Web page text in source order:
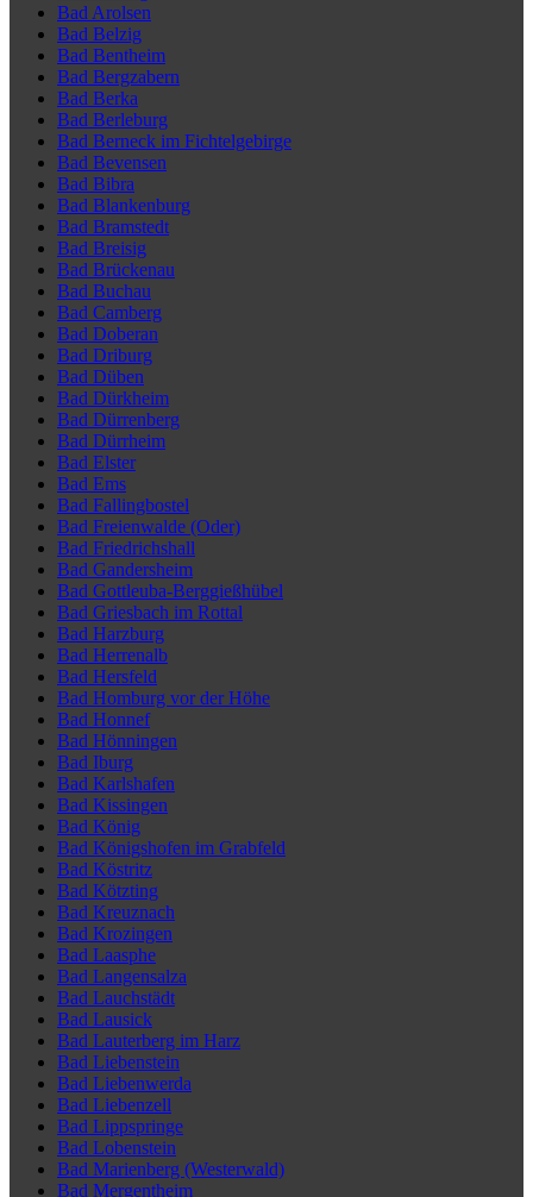
Bad Arolsen
Bad Belzig
Bad Bentheim
Bad Bergzabern
Bad Berka
Bad Berleburg
Bad Berneck im Fichtelgebirge
Bad Bevensen
Bad Bibra
Bad Blankenburg
Bad Bramstedt
Bad Breisig
Bad Brückenau
Bad Buchau
Bad Camberg
Bad Doberan
Bad Driburg
Bad Düben
Bad Dürkheim
Bad Dürrenberg
Bad Dürrheim
Bad Elster
Bad Ems
Bad Fallingbostel
Bad Freienwalde (Oder)
Bad Friedrichshall
Bad Gandersheim
Bad Gottleuba-Berggießhübel
Bad Griesbach im Rottal
Bad Harzburg
Bad Herrenalb
Bad Hersfeld
Bad Homburg vor der Höhe
Bad Honnef
Bad Hönningen
Bad Iburg
Bad Karlshafen
Bad Kissingen
Bad König
Bad Königshofen im Grabfeld
Bad Köstritz
Bad Kötzting
Bad Kreuznach
Bad Krozingen
Bad Laasphe
Bad Langensalza
Bad Lauchstädt
Bad Lausick
Bad Lauterberg im Harz
Bad Liebenstein
Bad Liebenwerda
Bad Liebenzell
Bad Lippspringe
Bad Lobenstein
Bad Marienberg (Westerwald)
Bad Mergentheim